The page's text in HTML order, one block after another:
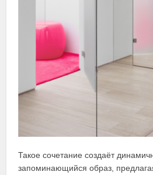
Такое сочетание создаёт
запоминающийся образ,